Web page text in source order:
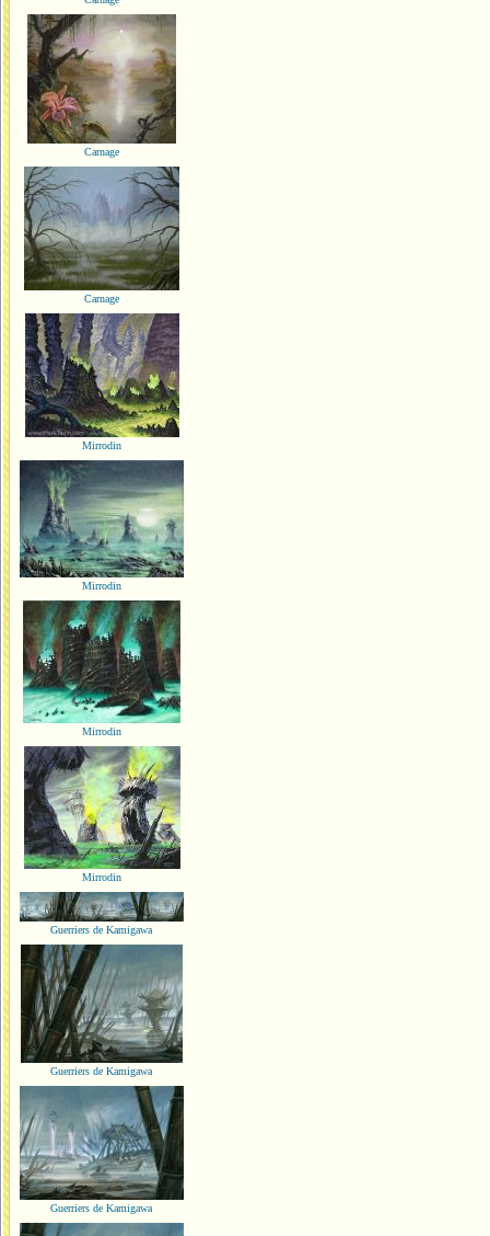
Carnage
Carnage
Mirrodin
Mirrodin
Mirrodin
Mirrodin
Guerriers de Kamigawa
Guerriers de Kamigawa
Guerriers de Kamigawa